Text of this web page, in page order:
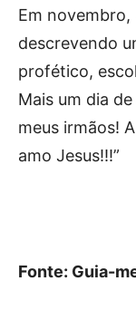
Em
descrevendo
profético,
Mais um dia
meus irmãos!
amo Jesus!!!”
Fonte: Guia-